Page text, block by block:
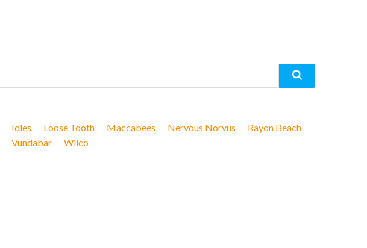
Idles Loose Tooth Maccabees Nervous Norvus
Rayon Beach
Vundabar Wilco